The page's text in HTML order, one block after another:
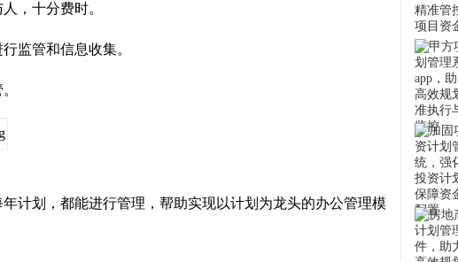
，十分费时。
监管和信息收集。
划，都能进行管理，帮助实现以计划为龙头的办公管理模